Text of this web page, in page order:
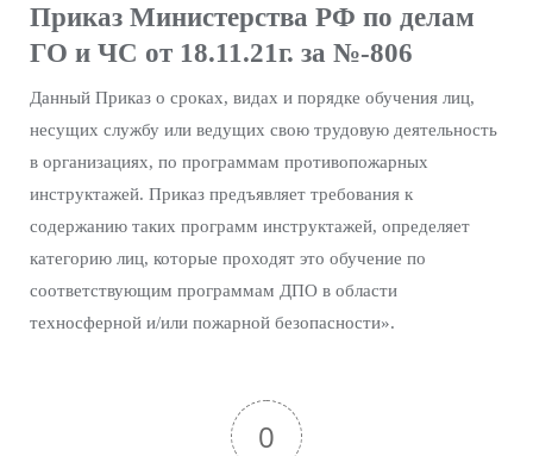
Приказ Министерства РФ по делам
ГО и ЧС от 18.11.21г. за №-806
Данный Приказ о сроках, видах и порядке обучения лиц,
несущих службу или ведущих свою трудовую деятельность
в организациях, по программам противопожарных
инструктажей. Приказ предъявляет требования к
содержанию таких программ инструктажей, определяет
категорию лиц, которые проходят это обучение по
соответствующим программам ДПО в области
техносферной и/или пожарной безопасности».
0